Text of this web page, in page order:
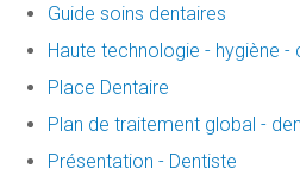
Guide soins dentaires
Haute technologie - hygiène -
Place Dentaire
Plan de traitement global -
Présentation - Dentiste